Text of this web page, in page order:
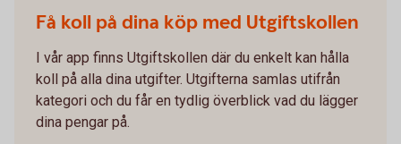
Få koll på dina köp med Utgiftskollen
I vår app finns Utgiftskollen där du enkelt kan hålla
koll på alla dina utgifter. Utgifterna samlas utifrån
kategori och du får en tydlig överblick vad du lägger
dina pengar på.